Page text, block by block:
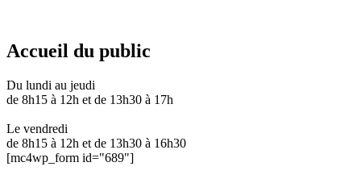
Accueil du public
Du lundi au jeudi
de 8h15 à 12h et de 13h30 à 17h
Le vendredi
de 8h15 à 12h et de 13h30 à 16h30
[mc4wp_form id="689"]